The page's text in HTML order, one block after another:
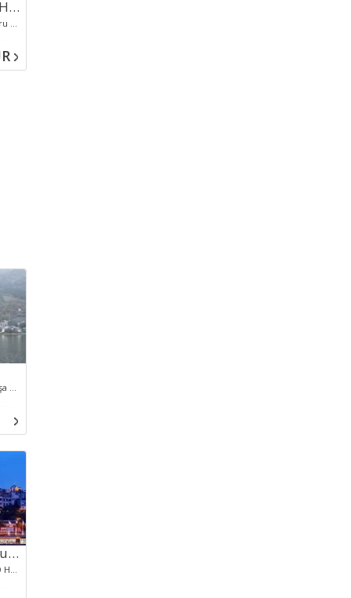
Japonya Kore Turu - Asiana Havayolları İle 11 Gece 12 Gün...
Seul Kuzey Güney Kore Hudut Bölgesi Turu Hakone Fuji Dağı Ashi Gölü Turu Kamakura Turu Dev Buddha Bambu Bahçeleri Shinkansen Hızlı Tren Yolculuğu Yarım Gün Osaka Şehir Turu Kyoto Nara Turu Seul Kore Tarihi Ve Kültürel Miras Turu
Taraklı’ Kültür Evi Çakırlar KonagYunus Paşa Cami (Kurşunlu Cami Rüstiye Mekteb Göynük Akşemseddin TürbesZafer KulesÇubuk Gölüi
Kosovalı Balkanların Kalbi Turu Thy ile Extra Turlar
Balkan Turları / ARNAVUTLUK,BOSNIA AND HERZEGOVINA,MAKEDONYA,SERBIA